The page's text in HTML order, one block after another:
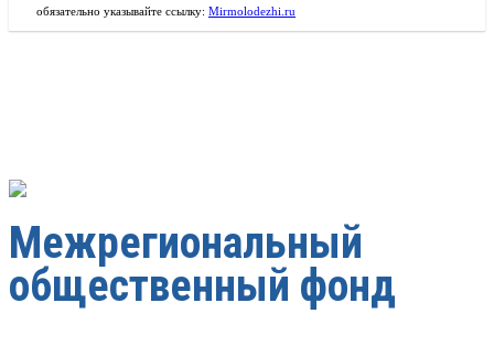
обязательно указывайте ссылку: Mirmolodezhi.ru
Межрегиональный
общественный фонд